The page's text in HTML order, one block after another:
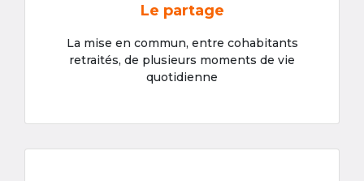
Le partage
La mise en commun, entre cohabitants
retraités, de plusieurs moments de vie
quotidienne